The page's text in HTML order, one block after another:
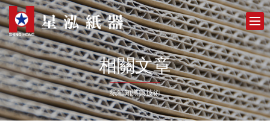
相關文章
紙箱知識與技術